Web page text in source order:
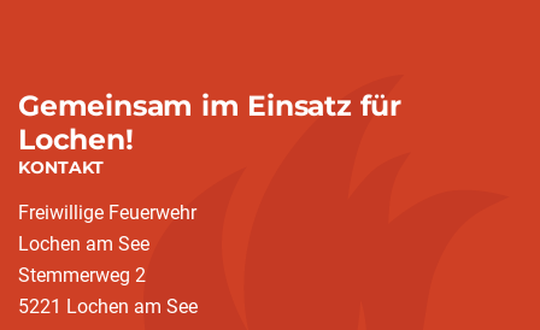
Gemeinsam im Einsatz für
Lochen!
KONTAKT
Freiwillige Feuerwehr
Lochen am See
Stemmerweg 2
5221 Lochen am See